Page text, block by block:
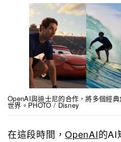
OpenAI與迪士尼的合作，將多個經
世界。PHOTO / Disney
在這段時間，OpenAI的AI